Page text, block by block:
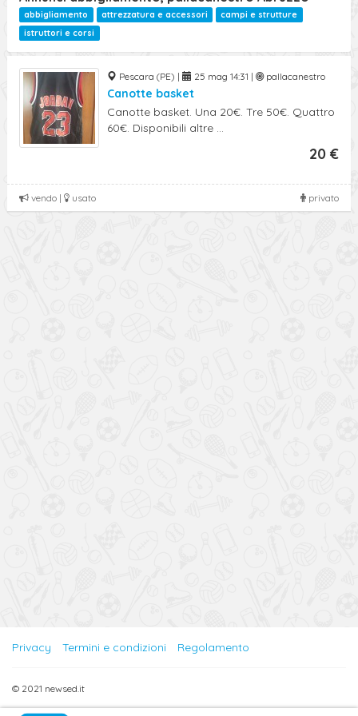
abbigliamento attrezzatura e accessori
campi e strutture
istruttori e corsi
Pescara (PE) | 25 mag 14:31 | pallacanestro
Canotte basket
Canotte basket. Una 20€. Tre 50€. Quattro
60€. Disponibili altre ...
20 €
privato
vendo | usato
Privacy Termini e condizioni Regolamento
© 2021 newsed.it